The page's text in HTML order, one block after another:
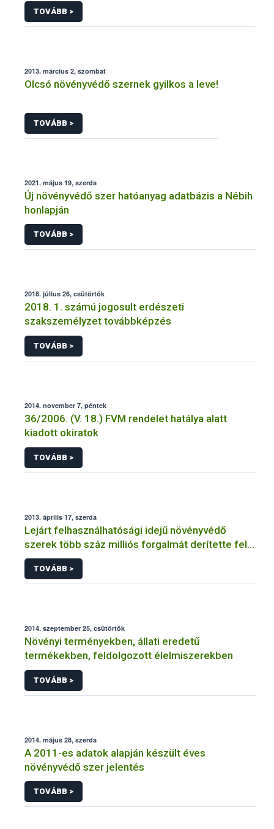
TOVÁBB >
2013. március 2, szombat
Olcsó növényvédő szernek gyilkos a leve!
TOVÁBB >
2021. május 19, szerda
Új növényvédő szer hatóanyag adatbázis a Nébih
honlapján
TOVÁBB >
2018. július 26, csütörtök
2018. 1. számú jogosult erdészeti
szakszemélyzet továbbképzés
TOVÁBB >
2014. november 7, péntek
36/2006. (V. 18.) FVM rendelet hatálya alatt
kiadott okiratok
TOVÁBB >
2013. április 17, szerda
Lejárt felhasználhatósági idejű növényvédő
szerek több száz milliós forgalmát derítette fel a
NÉBIH
TOVÁBB >
2014. szeptember 25, csütörtök
Növényi terményekben, állati eredetű
termékekben, feldolgozott élelmiszerekben
TOVÁBB >
2014. május 28, szerda
A 2011-es adatok alapján készült éves
növényvédő szer jelentés
TOVÁBB >